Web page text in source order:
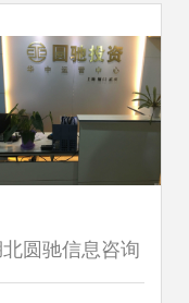
圆驰信息咨询